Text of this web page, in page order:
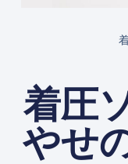
着圧
やせ